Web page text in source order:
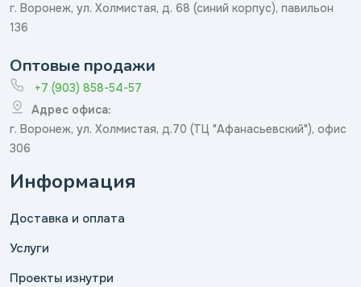
г. Воронеж, ул. Холмистая, д. 68 (синий корпус), павильон
136
Оптовые продажи
+7 (903) 858-54-57
Адрес офиса:
г. Воронеж, ул. Холмистая, д.70 (ТЦ "Афанасьевский"), офис
306
Информация
Доставка и оплата
Услуги
Проекты изнутри